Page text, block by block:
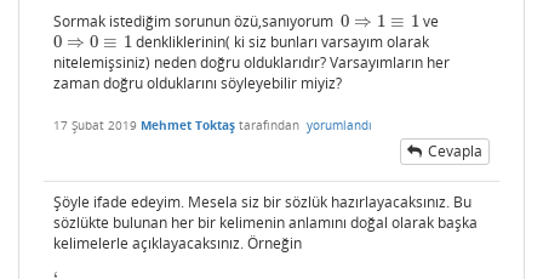
Sormak istediğim sorunun özü,sanıyorum 0 ⇒ 1 ≡ 1
0 ⇒1≡ 1
ve
0 ⇒ 0 ≡ 1
0 ⇒0≡1
denkliklerinin( ki siz bunları varsayım olarak
nitelemişsiniz) neden doğru olduklarıdır? Varsayımların her
zaman doğru olduklarını söyleyebilir miyiz?
17 Şubat 2019 Mehmet Toktaş tarafından yorumlandı
Cevapla
Şöyle ifade edeyim. Mesela siz bir sözlük hazırlayacaksınız. Bu
sözlükte bulunan her bir kelimenin anlamını doğal olarak başka
kelimelerle açıklayacaksınız. Örneğin